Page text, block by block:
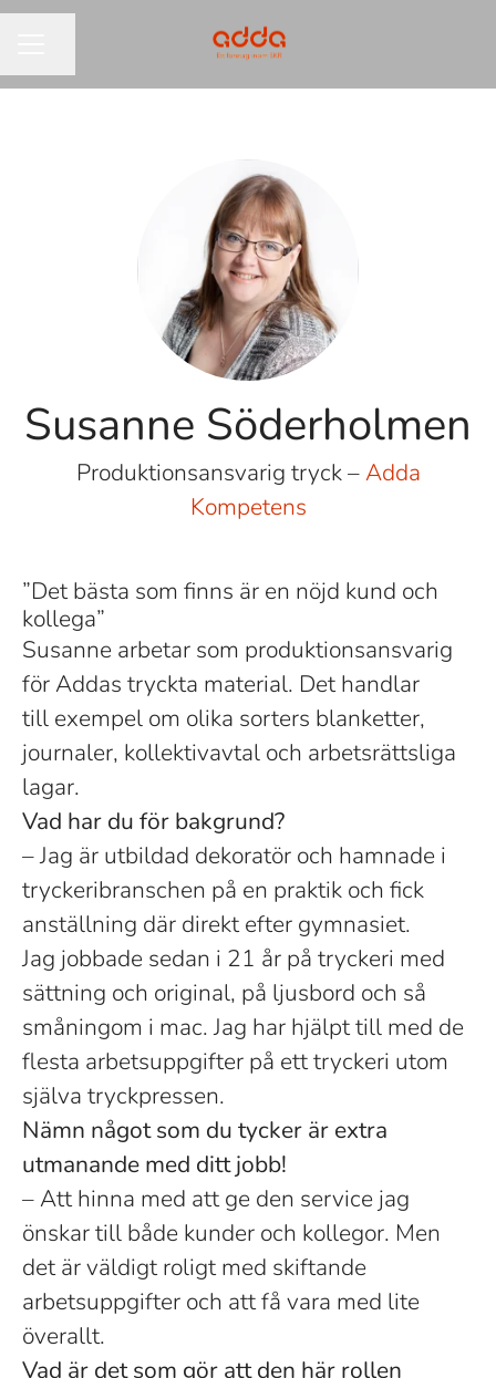
Susanne Söderholmen
Produktionsansvarig tryck –Adda
Kompetens
”Det bästa som finns är en nöjd kund och
kollega”
Susanne arbetar som produktionsansvarig
för Addas tryckta material. Det handlar
till exempel om olika sorters blanketter,
journaler, kollektivavtal och arbetsrättsliga
lagar.
Vad har du för bakgrund?
– Jag är utbildad dekoratör och hamnade i
tryckeribranschen på en praktik och fick
anställning där direkt efter gymnasiet.
Jag jobbade sedan i 21 år på tryckeri med
sättning och original, på ljusbord och så
småningom i mac. Jag har hjälpt till med de
flesta arbetsuppgifter på ett tryckeri utom
själva tryckpressen.
Nämn något som du tycker är extra
utmanande med ditt jobb!
– Att hinna med att ge den service jag
önskar till både kunder och kollegor. Men
det är väldigt roligt med skiftande
arbetsuppgifter och att få vara med lite
överallt.
Vad är det som gör att den här rollen